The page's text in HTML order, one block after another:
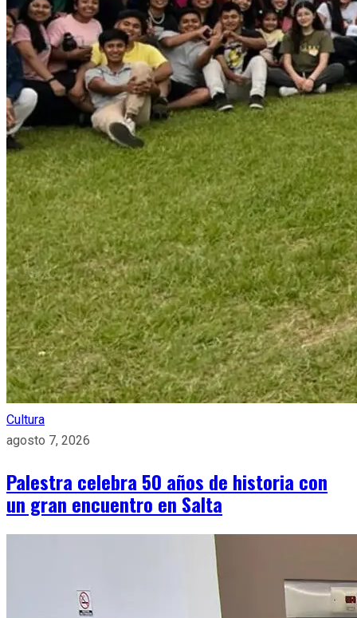
Cultura
agosto 7, 2026
Palestra celebra 50 años de historia con
un gran encuentro en Salta